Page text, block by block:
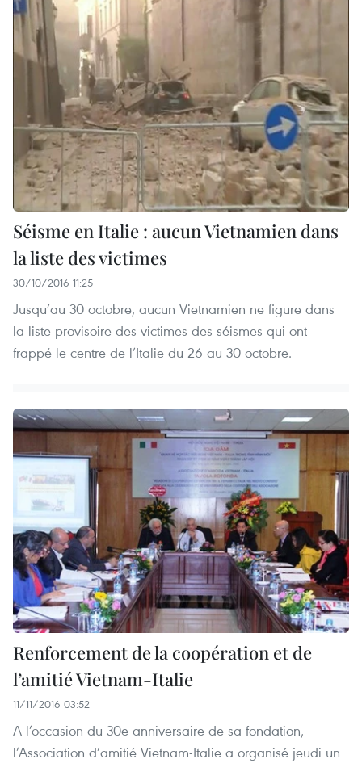
Séisme en Italie : aucun Vietnamien dans
la liste des victimes
30/10/2016 11:25
Jusqu’au 30 octobre, aucun Vietnamien ne figure dans
la liste provisoire des victimes des séismes qui ont
frappé le centre de l’Italie du 26 au 30 octobre.
Renforcement de la coopération et de
l’amitié Vietnam-Italie
11/11/2016 03:52
A l’occasion du 30e anniversaire de sa fondation,
l’Association d’amitié Vietnam-Italie a organisé jeudi un